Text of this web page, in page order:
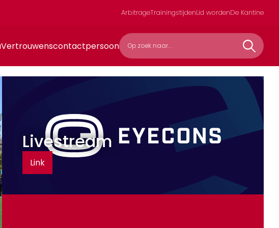
ArbitrageTrainingstijdenLid wordenDe Kantine
Vertrouwenscontactpersoon
Livestream
Link